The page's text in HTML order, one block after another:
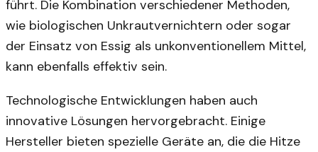
führt. Die Kombination verschiedener Methoden,
wie biologischen Unkrautvernichtern oder sogar
der Einsatz von Essig als unkonventionellem Mittel,
kann ebenfalls effektiv sein.
Technologische Entwicklungen haben auch
innovative Lösungen hervorgebracht. Einige
Hersteller bieten spezielle Geräte an, die die Hitze